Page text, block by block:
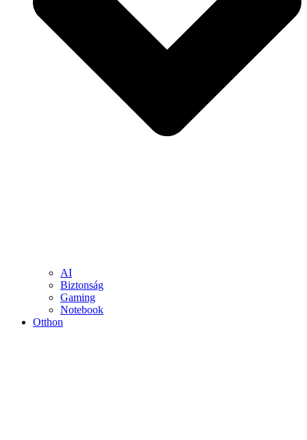
AI
Biztonság
Gaming
Notebook
Otthon